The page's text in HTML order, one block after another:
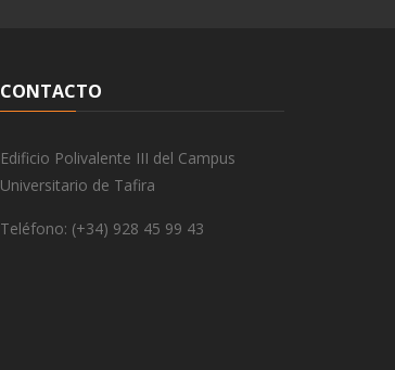
CONTACTO
Edificio Polivalente III del Campus
Universitario de Tafira
Teléfono: (+34) 928 45 99 43